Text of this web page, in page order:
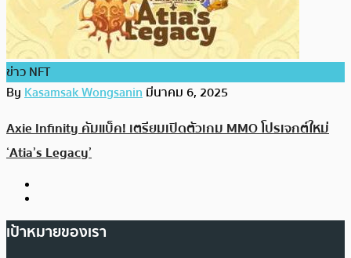
ข่าว NFT
ByKasamsak Wongsaninมีนาคม 6, 2025
Axie Infinity คัมแบ็ค! เตรียมเปิดตัวเกม MMO โปรเจกต์ใหม่
‘Atia’s Legacy’
เป้าหมายของเรา